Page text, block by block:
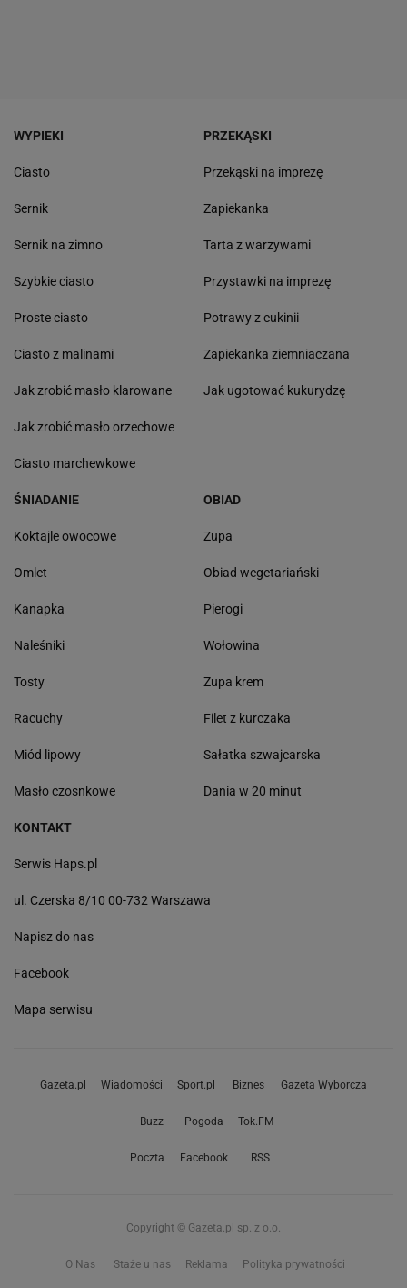
WYPIEKI
Ciasto
Sernik
Sernik na zimno
Szybkie ciasto
Proste ciasto
Ciasto z malinami
Jak zrobić masło klarowane
Jak zrobić masło orzechowe
Ciasto marchewkowe
PRZEKĄSKI
Przekąski na imprezę
Zapiekanka
Tarta z warzywami
Przystawki na imprezę
Potrawy z cukinii
Zapiekanka ziemniaczana
Jak ugotować kukurydzę
ŚNIADANIE
Koktajle owocowe
Omlet
Kanapka
Naleśniki
Tosty
Racuchy
Miód lipowy
Masło czosnkowe
OBIAD
Zupa
Obiad wegetariański
Pierogi
Wołowina
Zupa krem
Filet z kurczaka
Sałatka szwajcarska
Dania w 20 minut
KONTAKT
Serwis Haps.pl
ul. Czerska 8/10 00-732 Warszawa
Napisz do nas
Facebook
Mapa serwisu
Gazeta.pl Wiadomości Sport.pl Biznes Gazeta Wyborcza
Buzz Pogoda Tok.FM
Poczta Facebook RSS
Copyright © Gazeta.pl sp. z o.o.
O Nas Staże u nas Reklama Polityka prywatności